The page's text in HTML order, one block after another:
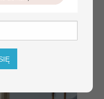
PLN/13.00 PLN